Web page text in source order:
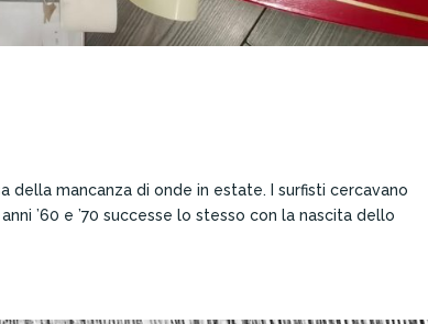
della mancanza di onde in estate. I surfisti cercavano
’60 e ’70 successe lo stesso con la nascita dello